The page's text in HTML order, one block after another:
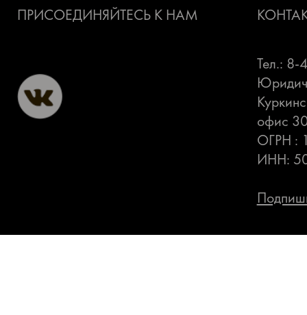
ПРИСОЕДИНЯЙТЕСЬ К НАМ
Тел.: 8-
офис
ОГРН :
ИНН: